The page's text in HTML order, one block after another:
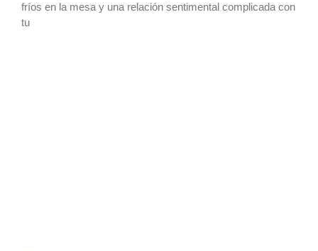
fríos en la mesa y una relación sentimental complicada con
tu